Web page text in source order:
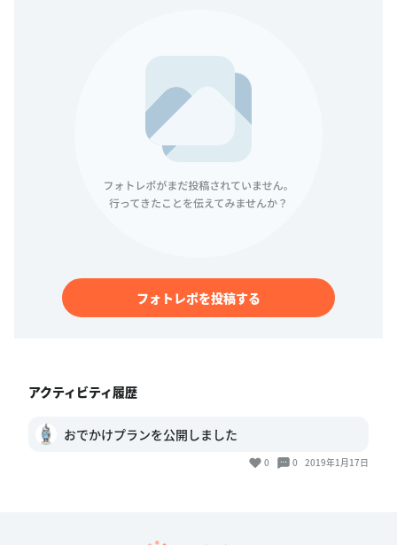
フォトレポを投稿する
アクティビティ履歴
おでかけプランを公開しました
0 0 2019年1月17日